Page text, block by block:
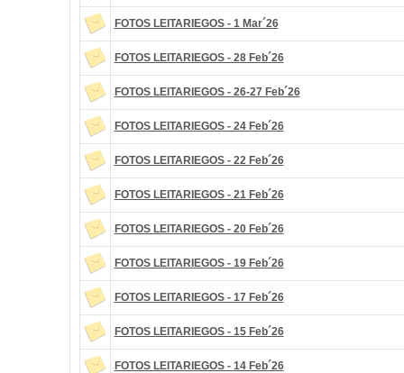
FOTOS LEITARIEGOS - 1 Mar´26
FOTOS LEITARIEGOS - 28 Feb´26
FOTOS LEITARIEGOS - 26-27 Feb´26
FOTOS LEITARIEGOS - 24 Feb´26
FOTOS LEITARIEGOS - 22 Feb´26
FOTOS LEITARIEGOS - 21 Feb´26
FOTOS LEITARIEGOS - 20 Feb´26
FOTOS LEITARIEGOS - 19 Feb´26
FOTOS LEITARIEGOS - 17 Feb´26
FOTOS LEITARIEGOS - 15 Feb´26
FOTOS LEITARIEGOS - 14 Feb´26